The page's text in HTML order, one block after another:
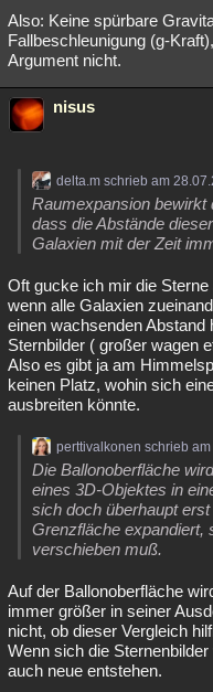
Also: Keine spürbare
Fallbeschleunigung (g-
Argument nicht.
nisus
delta.m schrieb am
Raumexpansion bewirkt
dass die Abstände
Galaxien mit der Zeit
Oft gucke ich mir die
wenn alle Galaxien
einen wachsenden Abstand
Sternbilder ( großer wagen
Also es gibt ja am
keinen Platz, wohin sich
ausbreiten könnte.
perttivalkonen schrieb
Die Ballonoberfläche
eines 3D-Objektes in
sich doch überhaupt
Grenzfläche expandiert,
verschieben muß.
Auf der Ballonoberfläche
immer größer in seiner
nicht, ob dieser Vergleich
Wenn sich die
auch neue entstehen.